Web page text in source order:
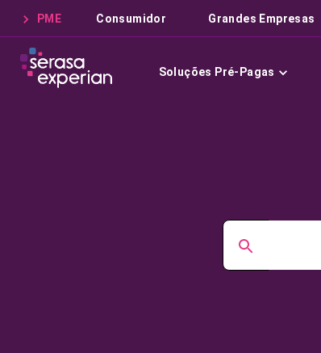
PME Consumidor Grandes Empresas
Soluções Pré-Pagas